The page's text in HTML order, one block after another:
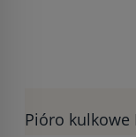
Pióro kulkowe